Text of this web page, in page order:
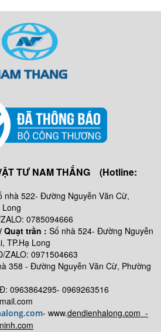
Rắc co
Wavin EK
Van mở
Wavin Ek (Made
ngoài
TƯ NAM THẮNG (Hotline:
nhà 522- Đường Nguyễn Văn Cừ,
Long
Quạt trần : Số nhà 524- Đường Nguyễn
TP.Hạ Long
358 - Đường Nguyễn Văn Cừ, Phường
0969263516
- www.dendienhalong.com -